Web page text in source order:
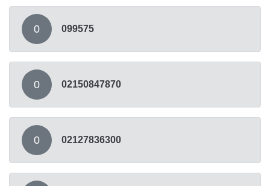
0 099575
0 02150847870
0 02127836300